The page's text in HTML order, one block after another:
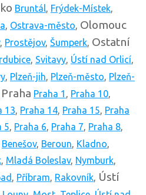
Bruntál, Frýdek-Místek,
, Ostrava-město, Olomouc
, Prostějov, Šumperk, Ostatní
, Svitavy, Ústí nad Orlicí,
, Plzeň-jih, Plzeň-město, Plzeň-
Praha Praha 1 , Praha 10,
13, Praha 14, Praha 15, Praha
5, Praha 6, Praha 7, Praha 8,
Benešov, Beroun, Kladno,
, Mladá Boleslav, Nymburk,
, Příbram, Rakovník, Ústí